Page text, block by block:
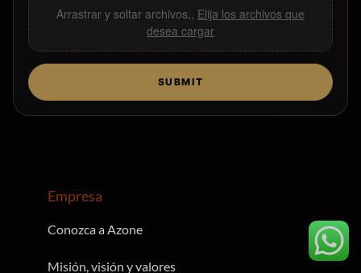
Arrastrar y soltar archivos,, Elija los archivos que
desea cargar
SUBMIT
Empresa
Conozca a Azone
Misión, visión y valores